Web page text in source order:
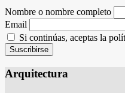
Nombre o nombre completo
Email
Si continúas, aceptas la
Arquitectura